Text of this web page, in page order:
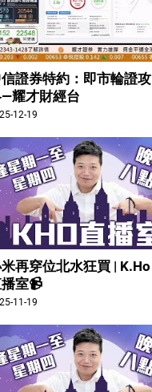
證券特約：即市輪證攻
耀才財經台
12-19
再穿位北水狂買 | K.Ho
室📹
11-19